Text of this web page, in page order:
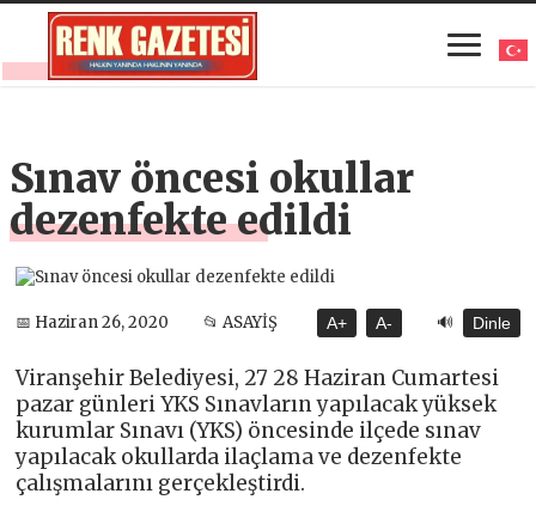
Sınav öncesi okullar
dezenfekte edildi
📅 Haziran 26, 2020 📂 ASAYİŞ A+ A- 🔊 Dinle
Viranşehir Belediyesi, 27 28 Haziran Cumartesi
pazar günleri YKS Sınavların yapılacak yüksek
kurumlar Sınavı (YKS) öncesinde ilçede sınav
yapılacak okullarda ilaçlama ve dezenfekte
çalışmalarını gerçekleştirdi.